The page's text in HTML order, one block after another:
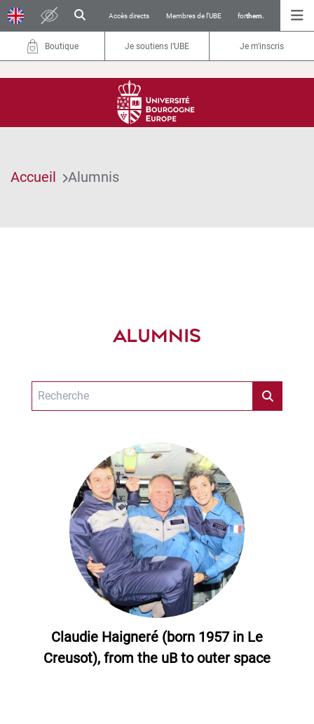
Accès directs Membres de l’UBE forthem.
Boutique Je soutiens l’UBE Je m'inscris
Accueil Alumnis
ALUMNIS
Claudie Haigneré (born 1957 in Le
Creusot), from the uB to outer space